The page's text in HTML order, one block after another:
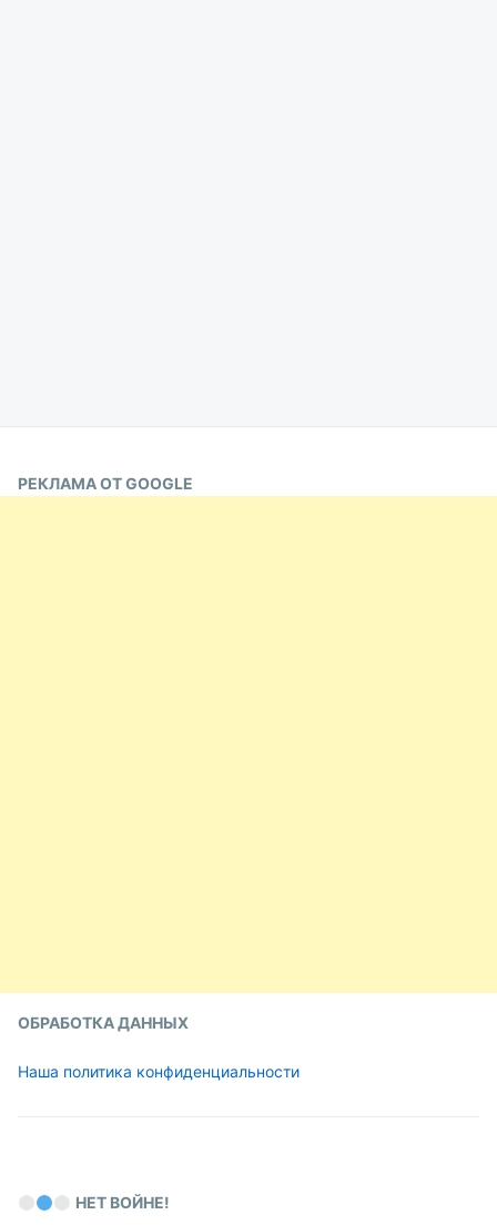
РЕКЛАМА ОТ GOOGLE
ОБРАБОТКА ДАННЫХ
Наша политика конфиденциальности
НЕТ ВОЙНЕ!